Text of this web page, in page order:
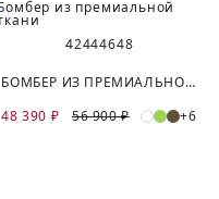
42444648
БОМБЕР ИЗ ПРЕМИАЛЬНОЙ ТКАНИ
48 390 ₽
56 900 ₽ +6